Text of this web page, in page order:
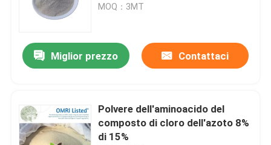
MOQ：3MT
Miglior prezzo Contattaci
Polvere dell'aminoacido del
composto di cloro dell'azoto 8%
di 15%